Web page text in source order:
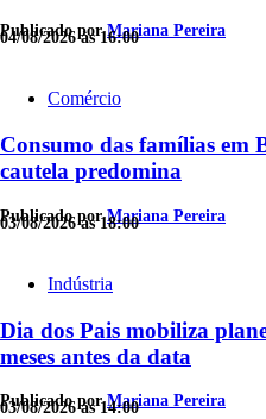
Publicado porMariana Pereira
04/08/2026 às 16:00
Comércio
Consumo das famílias em
cautela predomina
Publicado porMariana Pereira
03/08/2026 às 18:00
Indústria
Dia dos Pais mobiliza
meses antes da data
Publicado porMariana Pereira
03/08/2026 às 14:00